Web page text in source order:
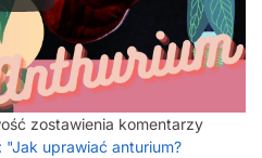
zostawienia komentarzy
"Jak uprawiać anturium?